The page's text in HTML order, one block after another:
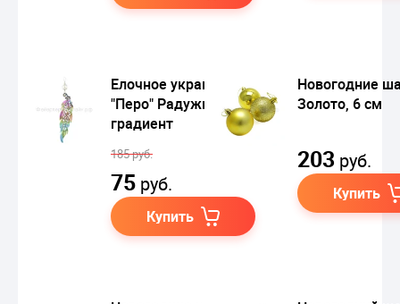
Елочное украшение
"Перо" Радужный
градиент
185 руб.
75 руб.
Купить
Новогодние
Золото, 6 см
203 руб.
Купить